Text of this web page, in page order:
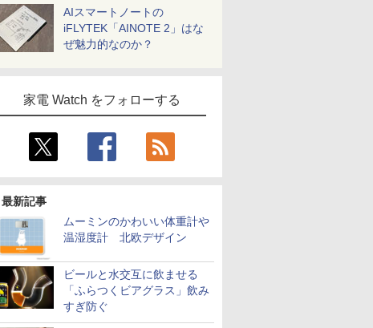
AIスマートノートの
iFLYTEK「AINOTE 2」はな
ぜ魅力的なのか？
家電 Watch をフォローする
最新記事
ムーミンのかわいい体重計や
温湿度計 北欧デザイン
ビールと水交互に飲ませる
「ふらつくビアグラス」飲み
すぎ防ぐ